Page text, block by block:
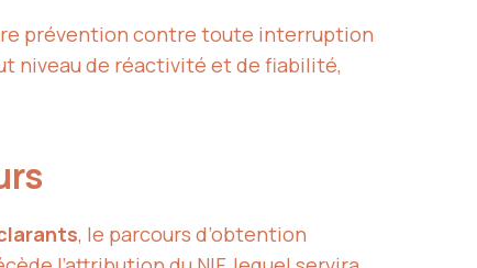
prévention contre toute interruption
niveau de réactivité et de fiabilité,
, le parcours d’obtention